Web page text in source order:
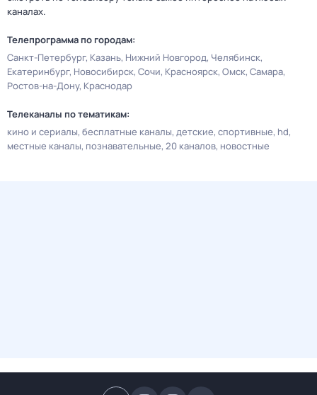
каналах.
Телепрограмма по городам:
Санкт-Петербург Казань Нижний Новгород Челябинск
Екатеринбург Новосибирск Сочи Красноярск Омск Самара
Ростов-на-Дону Краснодар
Телеканалы по тематикам:
кино и сериалы бесплатные каналы детские спортивные hd
местные каналы познавательные 20 каналов новостные